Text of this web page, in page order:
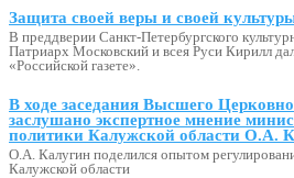
Защита своей веры и своей
В преддверии Санкт-Петербургского
Патриарх Московский и всея Руси Кирилл
«Российской газете».
В ходе заседания Высшего
заслушано экспертное мнение
политики Калужской области О.А.
О.А. Калугин поделился опытом
Калужской области